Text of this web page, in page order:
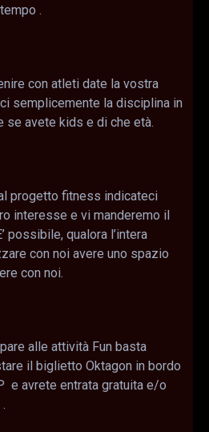
.
con atleti date la vostra
semplicemente la disciplina in
se avete kids e di che età.
progetto fitness indicateci
interesse e vi manderemo il
possibile, qualora l’intera
con noi avere uno spazio
con noi.
alle attività Fun basta
il biglietto Oktagon in bordo
e avrete entrata gratuita e/o